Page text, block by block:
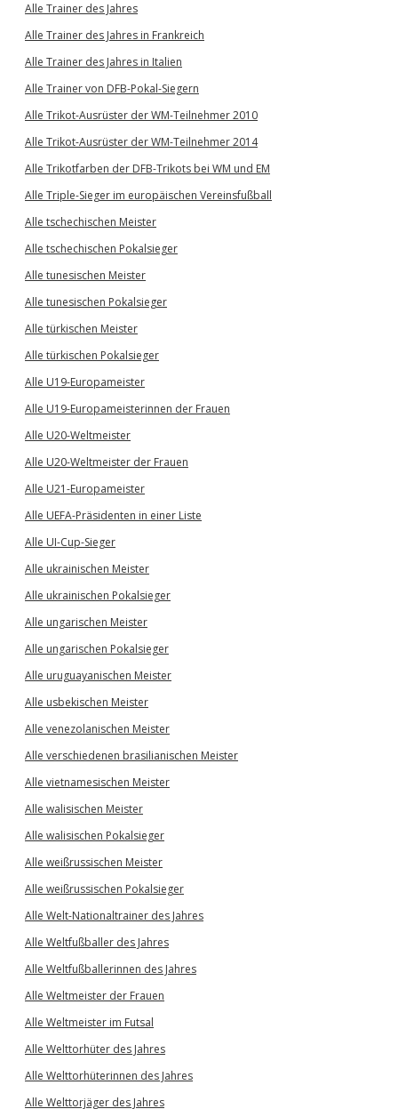
Alle Trainer des Jahres
Alle Trainer des Jahres in Frankreich
Alle Trainer des Jahres in Italien
Alle Trainer von DFB-Pokal-Siegern
Alle Trikot-Ausrüster der WM-Teilnehmer 2010
Alle Trikot-Ausrüster der WM-Teilnehmer 2014
Alle Trikotfarben der DFB-Trikots bei WM und EM
Alle Triple-Sieger im europäischen Vereinsfußball
Alle tschechischen Meister
Alle tschechischen Pokalsieger
Alle tunesischen Meister
Alle tunesischen Pokalsieger
Alle türkischen Meister
Alle türkischen Pokalsieger
Alle U19-Europameister
Alle U19-Europameisterinnen der Frauen
Alle U20-Weltmeister
Alle U20-Weltmeister der Frauen
Alle U21-Europameister
Alle UEFA-Präsidenten in einer Liste
Alle UI-Cup-Sieger
Alle ukrainischen Meister
Alle ukrainischen Pokalsieger
Alle ungarischen Meister
Alle ungarischen Pokalsieger
Alle uruguayanischen Meister
Alle usbekischen Meister
Alle venezolanischen Meister
Alle verschiedenen brasilianischen Meister
Alle vietnamesischen Meister
Alle walisischen Meister
Alle walisischen Pokalsieger
Alle weißrussischen Meister
Alle weißrussischen Pokalsieger
Alle Welt-Nationaltrainer des Jahres
Alle Weltfußballer des Jahres
Alle Weltfußballerinnen des Jahres
Alle Weltmeister der Frauen
Alle Weltmeister im Futsal
Alle Welttorhüter des Jahres
Alle Welttorhüterinnen des Jahres
Alle Welttorjäger des Jahres